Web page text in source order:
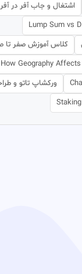
اشتغال و جاب آفر در
Lump Sum vs
کلاس آموزش صفر تا
How Geography
ورکشاپ تاتو و